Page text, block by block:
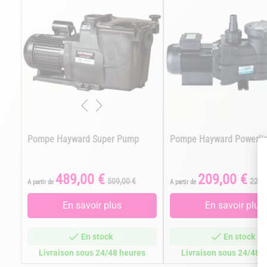
Pompe Hayward Super Pump
A partir de Prix
489,00 € Prix
de
base
509,00 €
En savoir plus
En stock
Livraison sous 24/48 heures
Pompe Hayward
A partir de Prix
209,00 € Prix
de
base
En savoir plus
En stock
Livraison sous 24/48